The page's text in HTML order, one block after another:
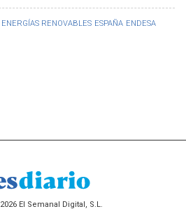
ENERGÍAS RENOVABLES ESPAÑA ENDESA
El Semanal Digital, S.L.